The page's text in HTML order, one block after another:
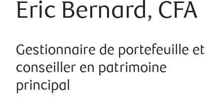
Eric Bernard, CFA
Gestionnaire de portefeuille et
conseiller en patrimoine
principal